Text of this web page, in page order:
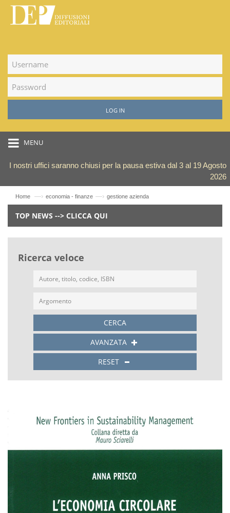
LOG IN
MENU
I nostri uffici saranno chiusi per la pausa estiva dal 3 al 19 Agosto
2026
Home —› economia - finanze —› gestione azienda
TOP NEWS --> CLICCA QUI
Ricerca veloce
CERCA
AVANZATA
RESET